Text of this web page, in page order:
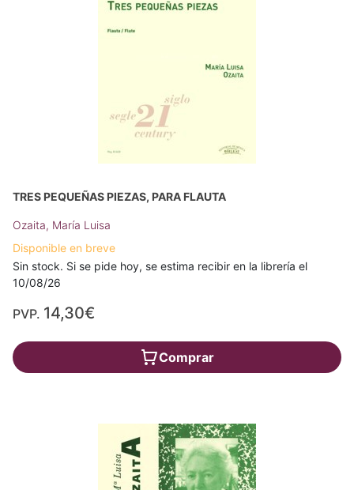
TRES PEQUEÑAS PIEZAS, PARA FLAUTA
Ozaita, María Luisa
Disponible en breve
Sin stock. Si se pide hoy, se estima recibir en la librería el
10/08/26
PVP. 14,30€
Comprar